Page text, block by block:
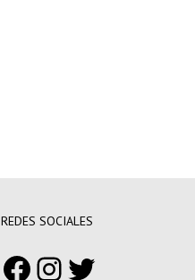
REDES SOCIALES
Facebook
Instagram
Twitter